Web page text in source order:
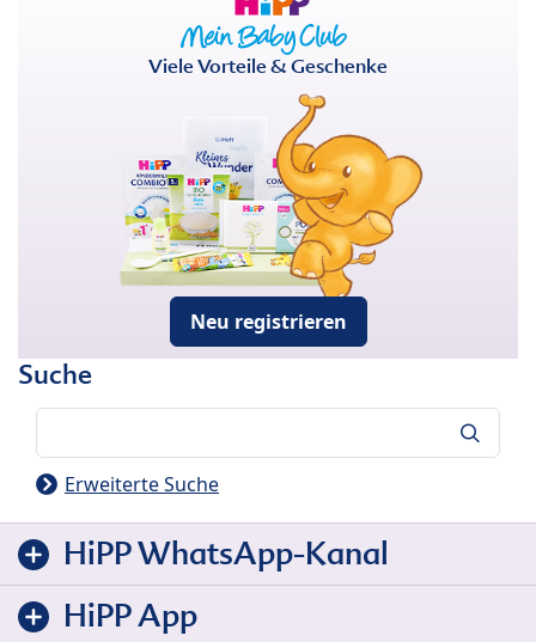
Viele Vorteile & Geschenke
Neu registrieren
Suche
Erweiterte Suche
HiPP WhatsApp-Kanal
HiPP App